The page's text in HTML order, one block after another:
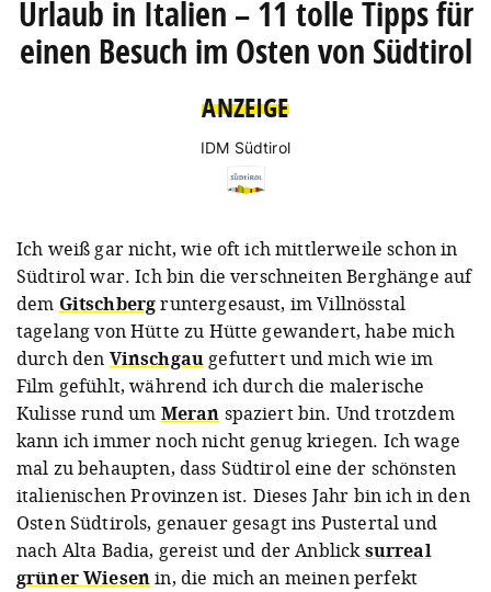
Urlaub in Italien – 11 tolle Tipps für
einen Besuch im Osten von Südtirol
ANZEIGE
IDM Südtirol
Ich weiß gar nicht, wie oft ich mittlerweile schon in
Südtirol war. Ich bin die verschneiten Berghänge auf
dem Gitschbergruntergesaust, im Villnösstal
tagelang von Hütte zu Hütte gewandert, habe mich
durch den Vinschgau gefuttert und mich wie im
Film gefühlt, während ich durch die malerische
Kulisse rund um Meran spaziert bin. Und trotzdem
kann ich immer noch nicht genug kriegen. Ich wage
mal zu behaupten, dass Südtirol eine der schönsten
italienischen Provinzen ist. Dieses Jahr bin ich in den
Osten Südtirols, genauer gesagt ins Pustertal und
nach Alta Badia, gereist und der Anblicksurreal
grüner Wiesenin, die mich an meinen perfekt